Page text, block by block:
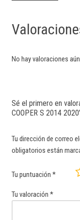
No hay valoraciones
Sé el primero en
COOPER S 2014
Tu dirección de correo
obligatorios están
Tu puntuación *
Tu valoración *